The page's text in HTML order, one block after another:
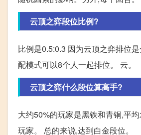
云顶之弈段位比例?
比例是0.5:0.3 因为云顶之弈排位
配模式可以8个人一起排位。 云。
云顶之弈什么段位算高手?
大约50%的玩家是黑铁和青铜,平
玩家。 总的来说,达到白金段位。